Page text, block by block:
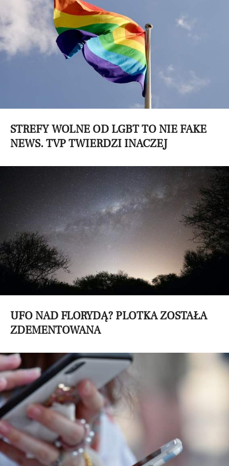
STREFY WOLNE OD LGBT TO NIE FAKE
NEWS. TVP TWIERDZI INACZEJ
UFO NAD FLORYDĄ? PLOTKA ZOSTAŁA
ZDEMENTOWANA